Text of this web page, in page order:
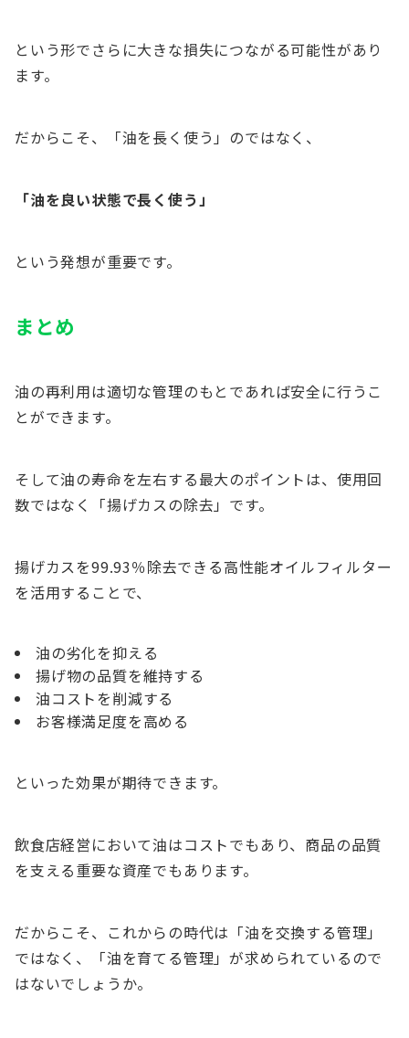
という形でさらに大きな損失につながる可能性があり
ます。
だからこそ、「油を長く使う」のではなく、
「油を良い状態で長く使う」
という発想が重要です。
まとめ
油の再利用は適切な管理のもとであれば安全に行うこ
とができます。
そして油の寿命を左右する最大のポイントは、使用回
数ではなく「揚げカスの除去」です。
揚げカスを99.93％除去できる高性能オイルフィルター
を活用することで、
油の劣化を抑える
揚げ物の品質を維持する
油コストを削減する
お客様満足度を高める
といった効果が期待できます。
飲食店経営において油はコストでもあり、商品の品質
を支える重要な資産でもあります。
だからこそ、これからの時代は「油を交換する管理」
ではなく、「油を育てる管理」が求められているので
はないでしょうか。